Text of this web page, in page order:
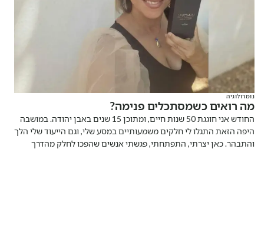
נומרולוגיה
מה רואים כשמסתכלים פנימה?
החודש אני חוגגת 50 שנות חיים, ומתוכן 15 שנים באבן יהודה. במושבה
היפה הזאת התגלו לי חלקים משמעותיים במסע שלי, וגם הייעוד שלי הלך
והתבהר. כאן יצרתי, התפתחתי, פגשתי אנשים שהפכו לחלק מהדרך